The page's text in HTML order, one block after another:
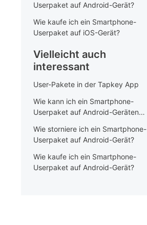
Userpaket auf Android-Gerät?
Wie kaufe ich ein Smartphone-
Userpaket auf iOS-Gerät?
Vielleicht auch
interessant
User-Pakete in der Tapkey App
Wie kann ich ein Smartphone-
Userpaket auf Android-Geräten
Wie storniere ich ein Smartphone-
Userpaket auf Android-Gerät?
Wie kaufe ich ein Smartphone-
Userpaket auf Android-Gerät?